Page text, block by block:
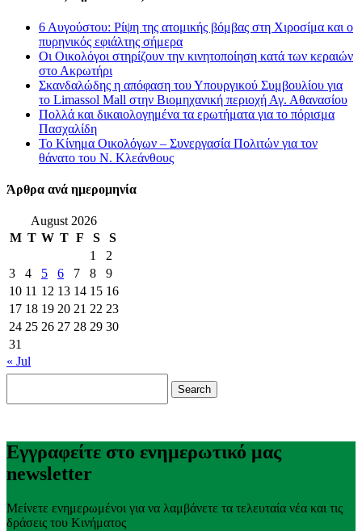
6 Αυγούστου: Ρίψη της ατομικής βόμβας στη Χιροσίμα και ο
πυρηνικός εφιάλτης σήμερα
Οι Οικολόγοι στηρίζουν την κινητοποίηση κατά των κεραιών
στο Ακρωτήρι
Σκανδαλώδης η απόφαση του Υπουργικού Συμβουλίου για
το Limassol Mall στην Βιομηχανική περιοχή Αγ. Αθανασίου
Πολλά και δικαιολογημένα τα ερωτήματα για το πόρισμα
Πασχαλίδη
Το Κίνημα Οικολόγων – Συνεργασία Πολιτών για τον
θάνατο του Ν. Κλεάνθους
Άρθρα ανά ημερομηνία
August 2026
M T W T F S
S
1
2
3
4 5 6 7 8
9
10 11 12 13 14 15 16
17 18 19 20 21 22 23
24 25 26 27 28 29 30
31
« Jul
Εγγραφείτε στο ενημερωτικό μας
newsletter
Μείνετε ενημερωμένοι για να λαμβάνετε τα τελευταία νέα και τις
δράσεις του Κινήματος